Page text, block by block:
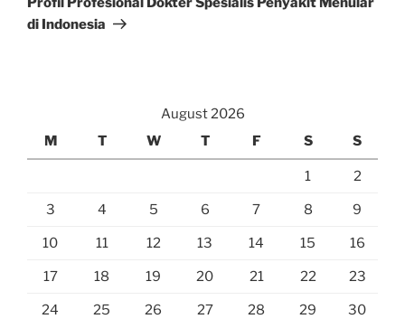
di Indonesia
August 2026
M
T W T F S S
1 2
3 4 5 6 7 8 9
10 11 12 13 14 15 16
17 18 19 20 21 22 23
24 25 26 27 28 29 30